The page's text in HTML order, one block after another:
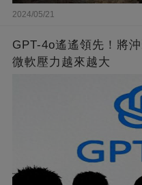
2024/05/21
GPT-4o遙遙領先！將
微軟壓力越來越大